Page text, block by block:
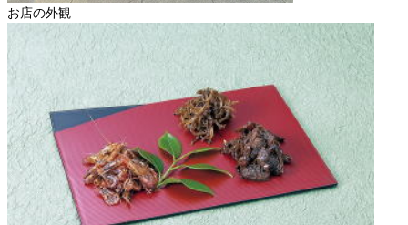
お店の外観